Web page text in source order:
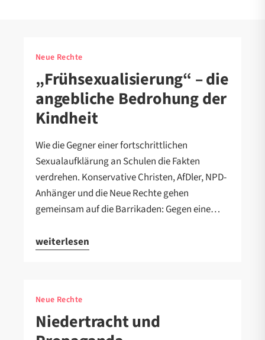
Neue Rechte
„Frühsexualisierung“ – die
angebliche Bedrohung der
Kindheit
Wie die Gegner einer fortschrittlichen
Sexualaufklärung an Schulen die Fakten
verdrehen. Konservative Christen, AfDler, NPD-
Anhänger und die Neue Rechte gehen
gemeinsam auf die Barrikaden: Gegen eine…
weiterlesen
Neue Rechte
Niedertracht und